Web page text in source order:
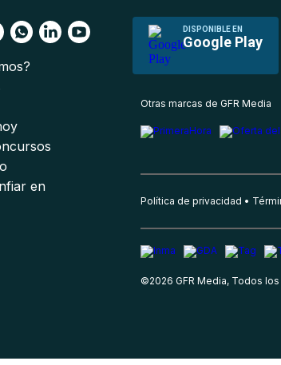
DISPONIBLE EN
Google Play
en
Otras marcas de GFR Media
Política de privacidad
©2026 GFR Media, Todos